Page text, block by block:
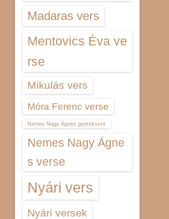
Madaras vers
Mentovics Éva ve
rse
Mikulás vers
Móra Ferenc verse
Nemes Nagy Ágnes gyerekvers
Nemes Nagy Ágne
s verse
Nyári vers
Nyári versek